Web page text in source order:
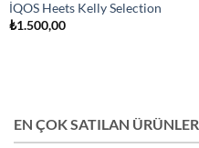
İQOS Heets Kelly Selection
₺1.500,00
EN ÇOK SATILAN ÜRÜNLER